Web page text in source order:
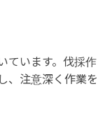
ています。伐採作
、注意深く作業を